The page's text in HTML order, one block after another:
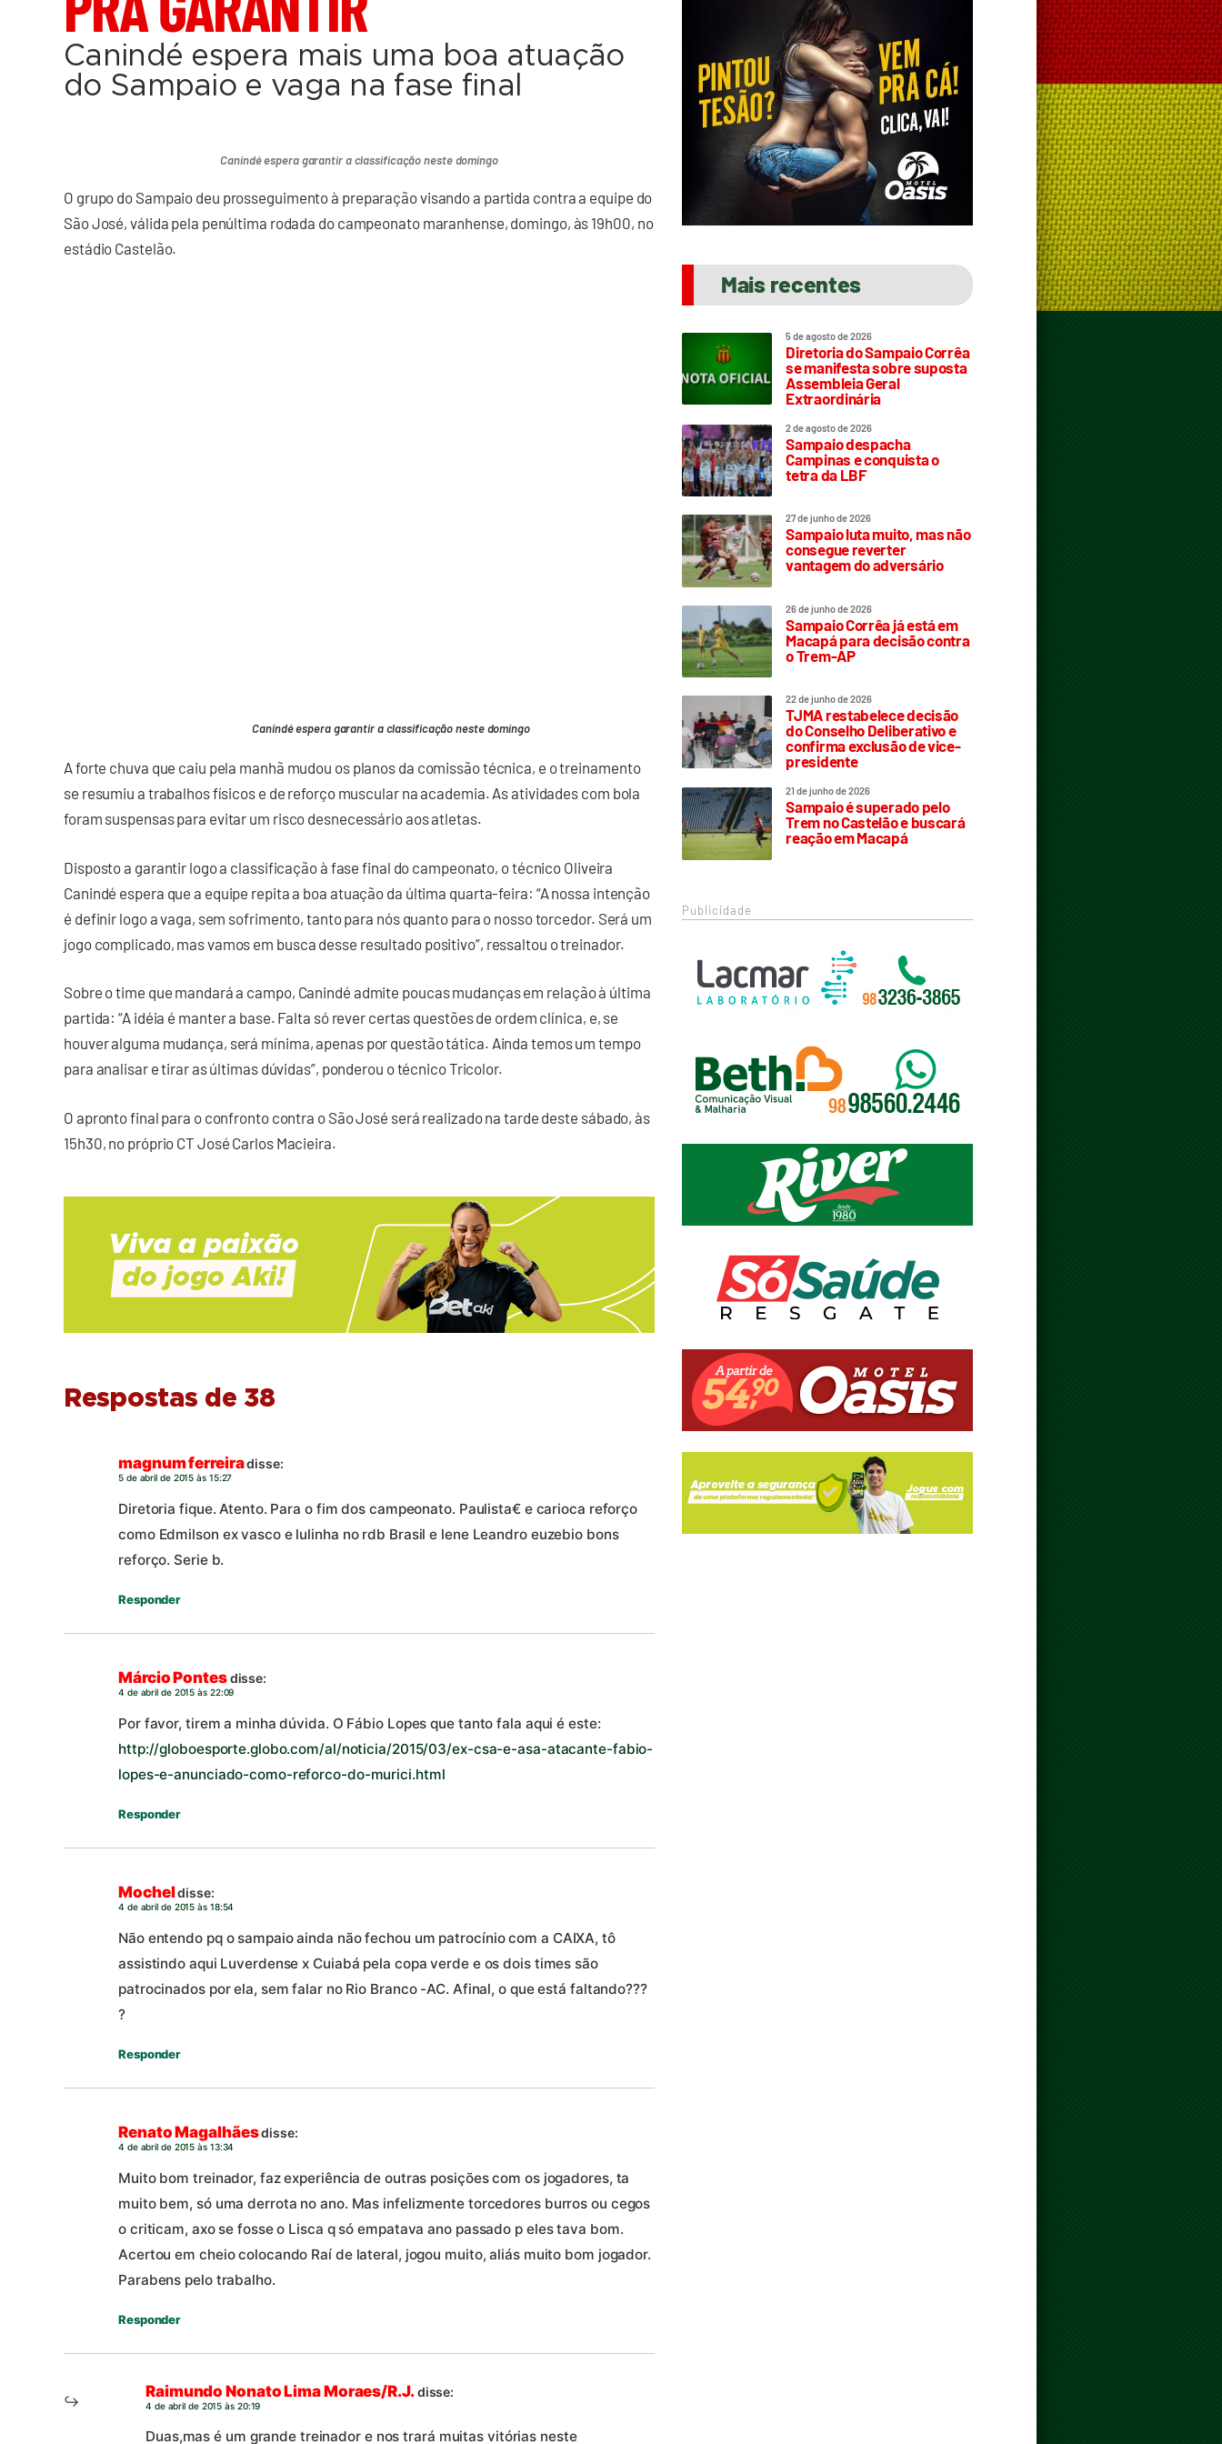
Canindé espera mais uma boa atuação
do Sampaio e vaga na fase final
Canindé espera garantir a classificação neste domingo
O grupo do Sampaio deu prosseguimento à preparação visando a partida contra a equipe do
São José, válida pela penúltima rodada do campeonato maranhense, domingo, às 19h00, no
estádio Castelão.
Canindé espera garantir a classificação neste domingo
A forte chuva que caiu pela manhã mudou os planos da comissão técnica, e o treinamento
se resumiu a trabalhos físicos e de reforço muscular na academia. As atividades com bola
foram suspensas para evitar um risco desnecessário aos atletas.
Disposto a garantir logo a classificação à fase final do campeonato, o técnico Oliveira
Canindé espera que a equipe repita a boa atuação da última quarta-feira: “A nossa intenção
é definir logo a vaga, sem sofrimento, tanto para nós quanto para o nosso torcedor. Será um
jogo complicado, mas vamos em busca desse resultado positivo”, ressaltou o treinador.
Sobre o time que mandará a campo, Canindé admite poucas mudanças em relação à última
partida: “A idéia é manter a base. Falta só rever certas questões de ordem clínica, e, se
houver alguma mudança, será mínima, apenas por questão tática. Ainda temos um tempo
para analisar e tirar as últimas dúvidas”, ponderou o técnico Tricolor.
O apronto final para o confronto contra o São José será realizado na tarde deste sábado, às
15h30, no próprio CT José Carlos Macieira.
Respostas de 38
magnum ferreiradisse:
5 de abril de 2015 às 15:27
Diretoria fique. Atento. Para o fim dos campeonato. Paulista€ e carioca reforço
como Edmilson ex vasco e lulinha no rdb Brasil e lene Leandro euzebio bons
reforço. Serie b.
Responder
Márcio Pontesdisse:
4 de abril de 2015 às 22:09
Por favor, tirem a minha dúvida. O Fábio Lopes que tanto fala aqui é este:
http://globoesporte.globo.com/al/noticia/2015/03/ex-csa-e-asa-atacante-fabio-
lopes-e-anunciado-como-reforco-do-murici.html
Responder
Mocheldisse:
4 de abril de 2015 às 18:54
Não entendo pq o sampaio ainda não fechou um patrocínio com a CAIXA, tô
assistindo aqui Luverdense x Cuiabá pela copa verde e os dois times são
patrocinados por ela, sem falar no Rio Branco -AC. Afinal, o que está faltando???
?
Responder
Renato Magalhãesdisse:
4 de abril de 2015 às 13:34
Muito bom treinador, faz experiência de outras posições com os jogadores, ta
muito bem, só uma derrota no ano. Mas infelizmente torcedores burros ou cegos
o criticam, axo se fosse o Lisca q só empatava ano passado p eles tava bom.
Acertou em cheio colocando Raí de lateral, jogou muito, aliás muito bom jogador.
Parabens pelo trabalho.
Responder
Raimundo Nonato Lima Moraes/R.J.disse:
4 de abril de 2015 às 20:19
Duas,mas é um grande treinador e nos trará muitas vitórias neste
Mais recentes
5 de agosto de 2026
Diretoria do Sampaio Corrêa
se manifesta sobre suposta
Assembleia Geral
Extraordinária
2 de agosto de 2026
Sampaio despacha
Campinas e conquista o
tetra da LBF
27 de junho de 2026
Sampaio luta muito, mas não
consegue reverter
vantagem do adversário
26 de junho de 2026
Sampaio Corrêa já está em
Macapá para decisão contra
o Trem-AP
22 de junho de 2026
TJMA restabelece decisão
do Conselho Deliberativo e
confirma exclusão de vice-
presidente
21 de junho de 2026
Sampaio é superado pelo
Trem no Castelão e buscará
reação em Macapá
Publicidade